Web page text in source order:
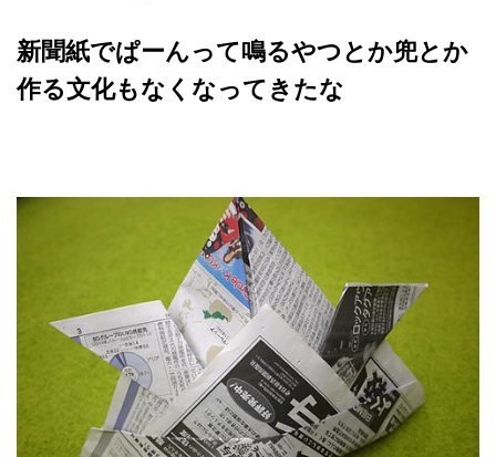
新聞紙でぱーんって鳴るやつとか兜とか
作る文化もなくなってきたな